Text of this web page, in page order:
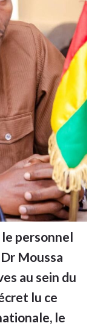
le personnel
Moussa
au sein du
lu ce
le